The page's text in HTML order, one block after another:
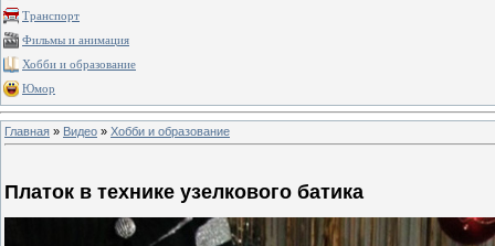
Транспорт
Фильмы и анимация
Хобби и образование
Юмор
Главная » Видео » Хобби и образование
Платок в технике узелкового батика